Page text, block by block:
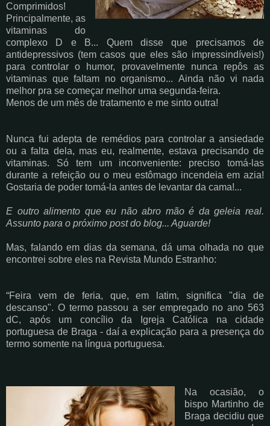
Comprimidos!
Principalmente, as
vitaminas do
complexo D e B... Quem disse que precisamos de
antidepressivos (tem casos que eles são impressindíveis!)
para controlar o humor, provavelmente nunca repôs as
vitaminas que faltam no organismo... Ainda não vi nada
melhor pra se começar melhor uma segunda-feira.
Menos de um mês de tratamento e me sinto outra!
Nunca fui adepta de remédios para controlar a ansiedade
ou a falta dela, mas eu, realmente, estava precisando de
vitaminas. Só tem um inconveniente: preciso tomá-las
durante a refeição ou o meu estômago incendeia em azia!
Gostaria de poder tomá-la antes de levantar da cama!...
E outro alimento que eu não abro mão é da geleia real.
Assunto para o próximo post do blog... Aguarde!
Mas, falando em dias da semana, dá uma olhada no que
encontrei sobre eles na Revista Mundo Estranho:
“Feira vem de feria, que, em latim, significa "dia de
descanso". O termo passou a ser empregado no ano 563
dC, após um concílio da Igreja Católica na cidade
portuguesa de Braga - daí a explicação para a presença do
termo somente na língua portuguesa.
Na ocasião, o
bispo Martinho de
Braga decidiu que